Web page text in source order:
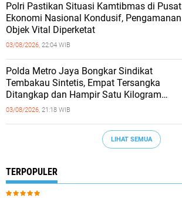
‎Polri Pastikan Situasi Kamtibmas di Pusat
Ekonomi Nasional Kondusif, Pengamanan
Objek Vital Diperketat
03/08/2026, 22:04 WIB
‎Polda Metro Jaya Bongkar Sindikat
Tembakau Sintetis, Empat Tersangka
Ditangkap dan Hampir Satu Kilogram
Barang Bukti Disita
03/08/2026, 21:18 WIB
LIHAT SEMUA
TERPOPULER